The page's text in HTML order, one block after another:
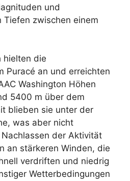
und
Tiefen zwischen einem
hielten die
Puracé an und erreichten
Washington Höhen
5400 m über dem
blieben sie unter der
was aber nicht
der Aktivität
an stärkeren Winden, die
verdriften und niedrig
Wetterbedingungen